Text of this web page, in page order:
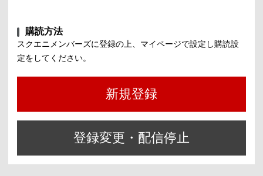
購読方法
スクエニメンバーズに登録の上、マイページで設定し購読設
定をしてください。
新規登録
登録変更・配信停止